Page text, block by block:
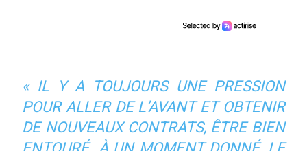
« IL Y A TOUJOURS UNE PRESSION
POUR ALLER DE L’AVANT ET OBTENIR
DE NOUVEAUX CONTRATS, ÊTRE BIEN